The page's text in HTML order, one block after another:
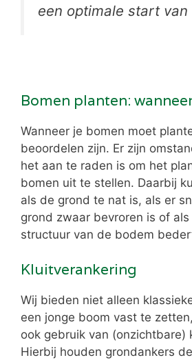
een optimale start
Bomen planten:
Wanneer je bomen moet
beoordelen zijn. Er zijn
het aan te raden is om het
bomen uit te stellen. Daarbij
als de grond te nat is, als er
grond zwaar bevroren is of
structuur van de bodem
Kluitverankering
Wij bieden niet alleen
een jonge boom vast te
ook gebruik van (onzichtbare)
Hierbij houden grondankers